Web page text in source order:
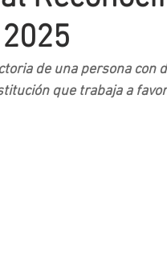
de una persona con
que trabaja a